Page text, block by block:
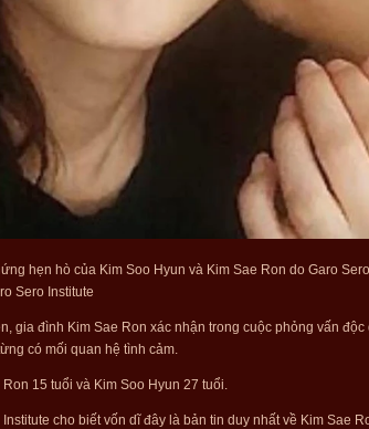
hẹn hò của Kim Soo Hyun và Kim Sae Ron do Garo
Sero Institute
gia đình Kim Sae Ron xác nhận trong cuộc phỏng vấn
có mối quan hệ tình cảm.
15 tuổi và Kim Soo Hyun 27 tuổi.
Institute cho biết vốn dĩ đây là bản tin duy nhất về Kim Sae